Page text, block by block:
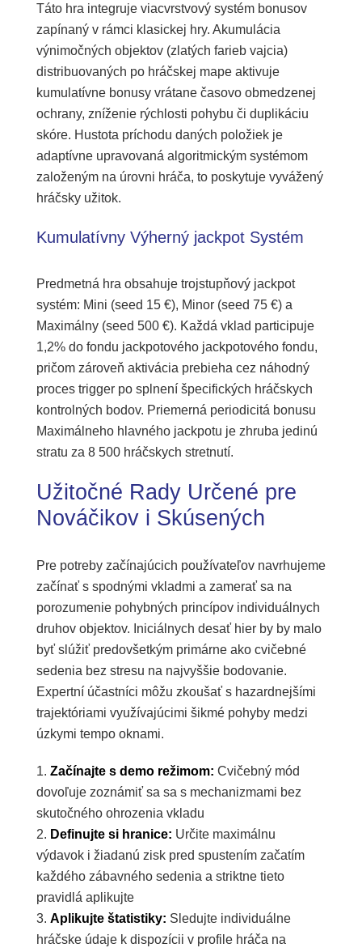
Táto hra integruje viacvrstvový systém bonusov
zapínaný v rámci klasickej hry. Akumulácia
výnimočných objektov (zlatých farieb vajcia)
distribuovaných po hráčskej mape aktivuje
kumulatívne bonusy vrátane časovo obmedzenej
ochrany, zníženie rýchlosti pohybu či duplikáciu
skóre. Hustota príchodu daných položiek je
adaptívne upravovaná algoritmickým systémom
založeným na úrovni hráča, to poskytuje vyvážený
hráčsky užitok.
Kumulatívny Výherný jackpot Systém
Predmetná hra obsahuje trojstupňový jackpot
systém: Mini (seed 15 €), Minor (seed 75 €) a
Maximálny (seed 500 €). Každá vklad participuje
1,2% do fondu jackpotového jackpotového fondu,
pričom zároveň aktivácia prebieha cez náhodný
proces trigger po splnení špecifických hráčskych
kontrolných bodov. Priemerná periodicitá bonusu
Maximálneho hlavného jackpotu je zhruba jedinú
stratu za 8 500 hráčskych stretnutí.
Užitočné Rady Určené pre
Nováčikov i Skúsených
Pre potreby začínajúcich používateľov navrhujeme
začínať s spodnými vkladmi a zamerať sa na
porozumenie pohybných princípov individuálnych
druhov objektov. Iniciálnych desať hier by by malo
byť slúžiť predovšetkým primárne ako cvičebné
sedenia bez stresu na najvyššie bodovanie.
Expertní účastníci môžu zkoušať s hazardnejšími
trajektóriami využívajúcimi šikmé pohyby medzi
úzkymi tempo oknami.
Začínajte s demo režimom: Cvičebný mód
dovoľuje zoznámiť sa sa s mechanizmami bez
skutočného ohrozenia vkladu
Definujte si hranice: Určite maximálnu
výdavok i žiadanú zisk pred spustením začatím
každého zábavného sedenia a striktne tieto
pravidlá aplikujte
Aplikujte štatistiky: Sledujte individuálne
hráčske údaje k dispozícii v profile hráča na